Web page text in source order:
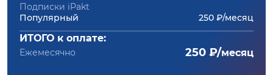
Подписки iPakt
Популярный
250 ₽/месяц
ИТОГО к оплате:
Ежемесячно 250 ₽/месяц